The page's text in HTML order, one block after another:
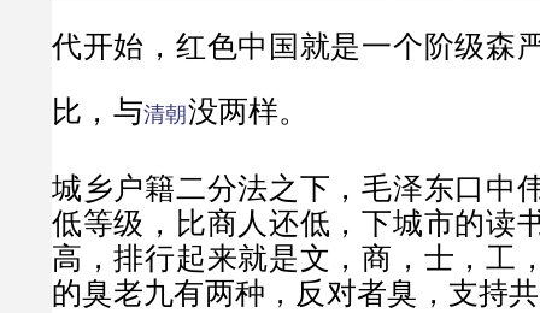
代开始，红色中国就是一个阶级森
比，与清朝没两样。
城乡户籍二分法之下，毛泽东口中
低等级，比商人还低，下城市的读
高，排行起来就是文，商，士，工
的臭老九有两种，反对者臭，支持